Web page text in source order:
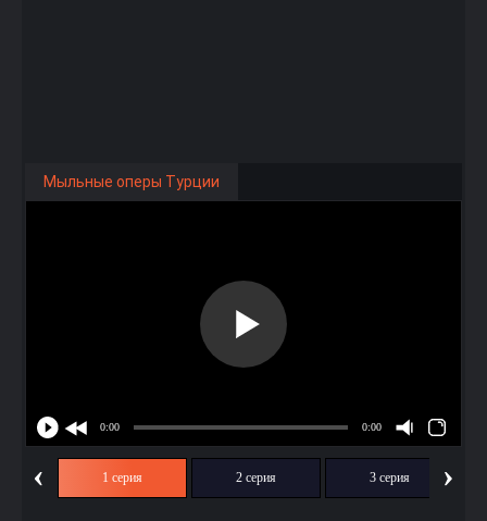
Мыльные оперы Турции
‹ 1 серия 2 серия 3 серия ›